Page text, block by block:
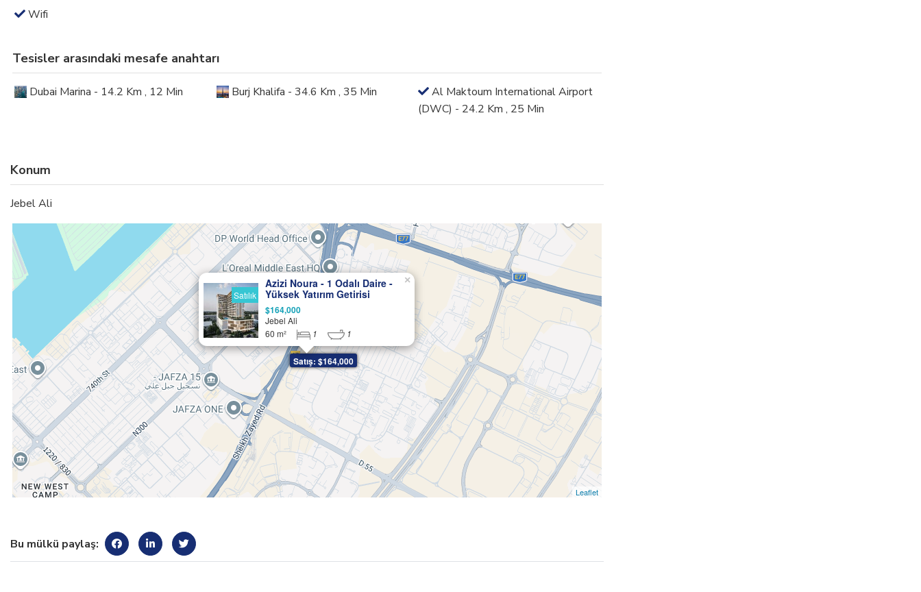
Wifi
Tesisler arasındaki mesafe anahtarı
Dubai Marina - 14.2 Km , 12 Min Burj Khalifa - 34.6 Km , 35 Min
Al Maktoum International Airport
(DWC) - 24.2 Km , 25 Min
Konum
Jebel Ali
Satış: $164,000
Satılık
Azizi Noura - 1 Odalı Daire -
Yüksek Yatırım Getirisi
$164,000
Jebel Ali
60 m²
1 1
×
Leaflet
Bu mülkü paylaş: